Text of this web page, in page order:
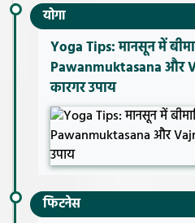
योगा
Yoga Tips: मानसून में
Pawanmuktasana और
कारगर उपाय
फिटनेस